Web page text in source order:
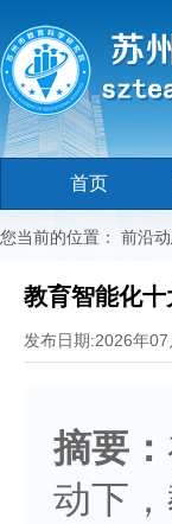
首页
您当前的位置： 前沿
教育智能化十
发布日期:2026年
摘要：
动下